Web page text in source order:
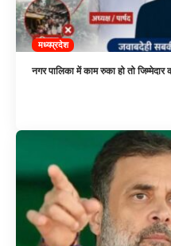
मध्यप्रदेश
नगर पालिका में काम रुका हो तो जिम्मेदार